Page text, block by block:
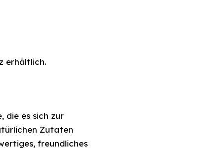
erhältlich.
die es sich zur
Zutaten
freundliches